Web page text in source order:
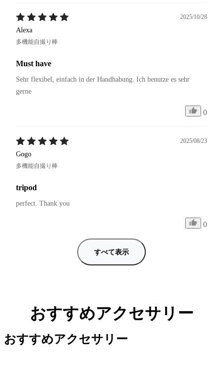
2025/10/28
Alexa
多機能自撮り棒
Must have
Sehr flexibel, einfach in der Handhabung. Ich benutze es sehr
gerne
0
2025/08/23
Gogo
多機能自撮り棒
tripod
perfect. Thank you
0
すべて表示
おすすめアクセサリー
おすすめアクセサリー